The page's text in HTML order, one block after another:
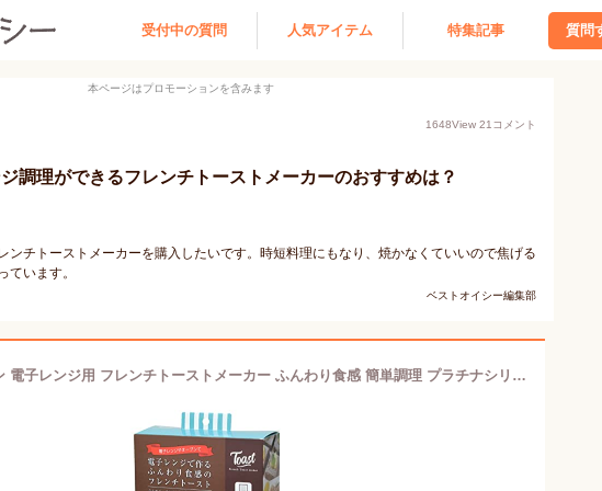
受付中の質問 人気アイテム 特集記事 質問
本ページはプロモーションを含みます
1648View 21 コメント
調理ができるフレンチトーストメーカーのおすすめは？
ンチトーストメーカーを購入したいです。時短料理にもなり、焼かなくていいので焦げる
ています。
ベストオイシー編集部
ストリックスデザイン 電子レンジ用 フレンチトーストメーカー ふんわり食感 簡単調理 プラチナシリコン SA-150